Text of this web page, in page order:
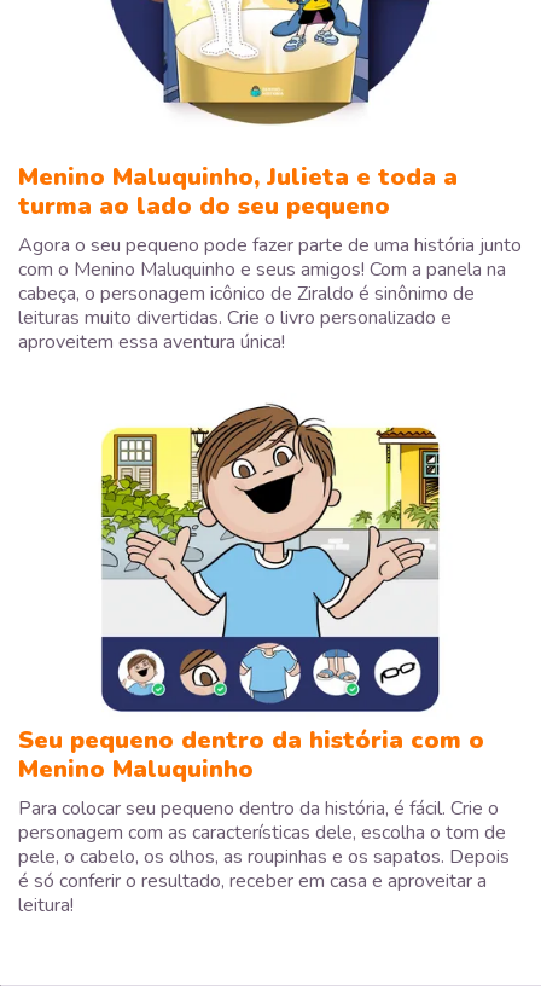
Menino Maluquinho, Julieta e toda a
turma ao lado do seu pequeno
Agora o seu pequeno pode fazer parte de uma história junto
com o Menino Maluquinho e seus amigos! Com a panela na
cabeça, o personagem icônico de Ziraldo é sinônimo de
leituras muito divertidas. Crie o livro personalizado e
aproveitem essa aventura única!
Seu pequeno dentro da história com o
Menino Maluquinho
Para colocar seu pequeno dentro da história, é fácil. Crie o
personagem com as características dele, escolha o tom de
pele, o cabelo, os olhos, as roupinhas e os sapatos. Depois
é só conferir o resultado, receber em casa e aproveitar a
leitura!